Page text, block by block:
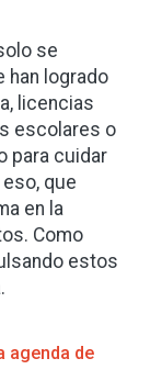
se
han logrado
licencias
escolares o
para cuidar
que
en la
Como
estos
agenda de